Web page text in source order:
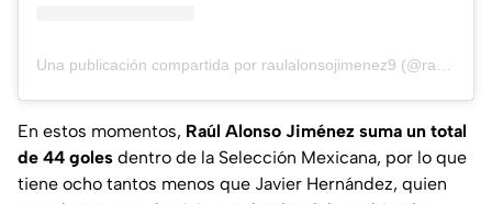
En estos momentos, Raúl Alonso Jiménez suma un total
de 44 goles dentro de la Selección Mexicana, por lo que
tiene ocho tantos menos que Javier Hernández, quien